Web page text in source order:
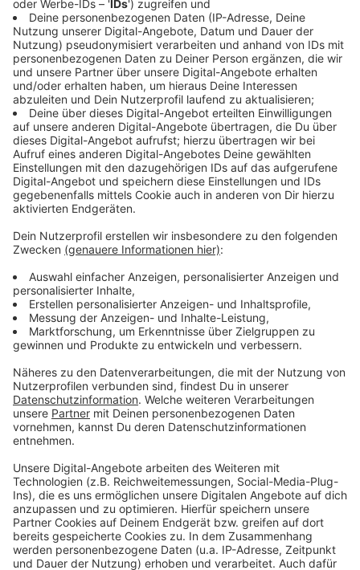
Rudi Schlesinger über seinen Rekordflug